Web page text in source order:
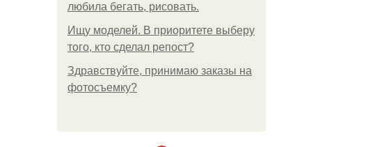
любила бегать, рисовать.
Ищу моделей. В приоритете выберу
того, кто сделал репост?
Здравствуйте, принимаю заказы на
фотосъемку?